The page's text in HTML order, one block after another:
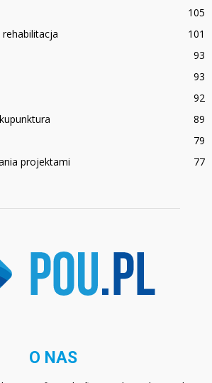
105
101
93
93
92
89
79
projektami
77
O NAS